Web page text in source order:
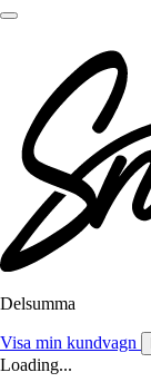
Delsumma
Visa min kundvagn
Loading...